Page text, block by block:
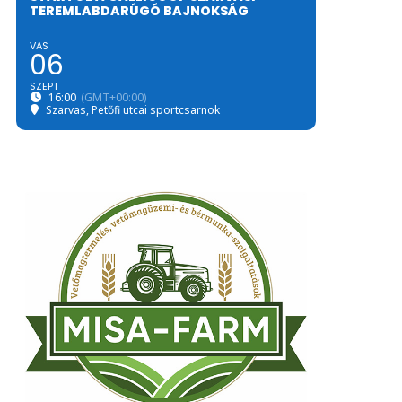
TEREMLABDARÚGÓ BAJNOKSÁG
VAS
06
SZEPT
16:00 (GMT+00:00)
Szarvas, Petőfi utcai sportcsarnok